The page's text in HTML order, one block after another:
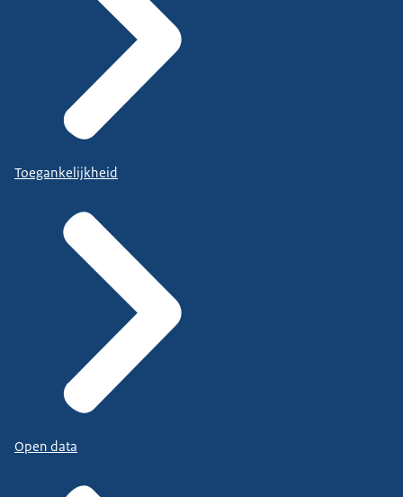
Toegankelijkheid
Open data